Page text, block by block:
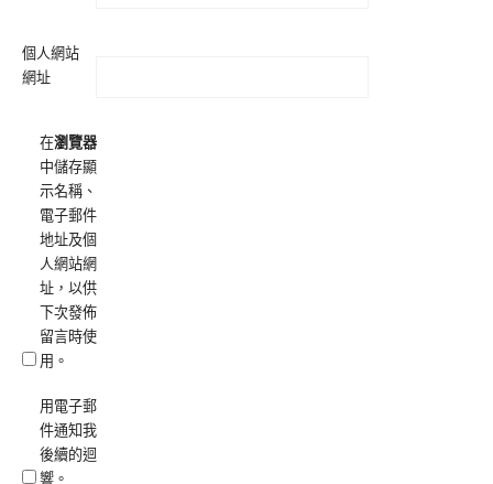
個人網站
網址
在瀏覽器
中儲存顯
示名稱、
電子郵件
地址及個
人網站網
址，以供
下次發佈
留言時使
用。
用電子郵
件通知我
後續的迴
響。